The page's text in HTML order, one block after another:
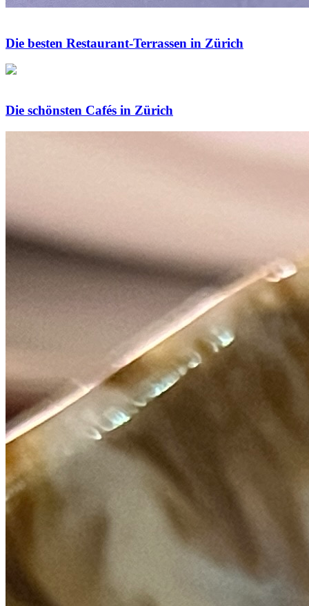
Die besten Restaurant-Terrassen in Zürich
Die schönsten Cafés in Zürich